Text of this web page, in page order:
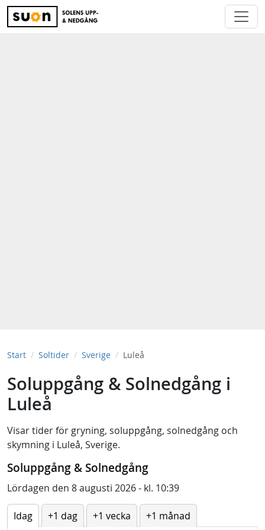
Start Soltider Sverige Luleå
Soluppgång & Solnedgång i
Luleå
Visar tider för gryning, soluppgång, solnedgång och
skymning i Luleå, Sverige.
Soluppgång & Solnedgång
Lördagen den 8 augusti 2026 - kl. 10:39
Idag +1 dag +1 vecka
+1 månad